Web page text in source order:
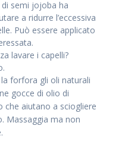
semi jojoba ha
a ridurre l’eccessiva
Può essere applicato
lavare i capelli?
forfora gli oli naturali
gocce di olio di
aiutano a sciogliere
Massaggia ma non